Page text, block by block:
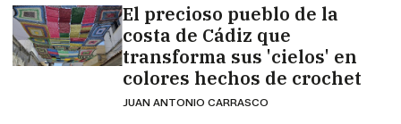
El precioso pueblo de la
costa de Cádiz que
transforma sus 'cielos' en
colores hechos de crochet
JUAN ANTONIO CARRASCO